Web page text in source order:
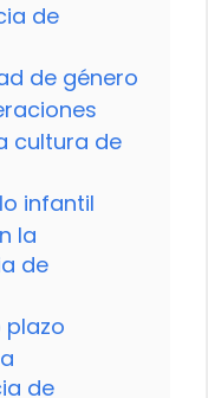
de
de género
cultura de
infantil
la
de
plazo
de